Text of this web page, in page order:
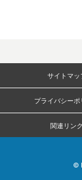
サイトマッ
プライバシーポ
関連リンク
©